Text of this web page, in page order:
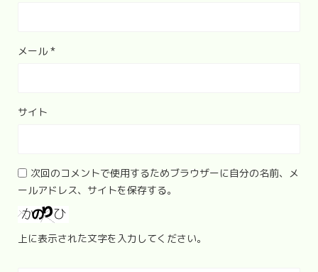
メール *
サイト
次回のコメントで使用するためブラウザーに自分の名前、メ
ールアドレス、サイトを保存する。
上に表示された文字を入力してください。